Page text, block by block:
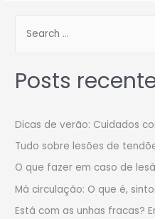
Posts
Dicas de verão: Cuidados
Tudo sobre lesões de
O que fazer em caso de
Má circulação: O que é,
Está com as unhas fracas?